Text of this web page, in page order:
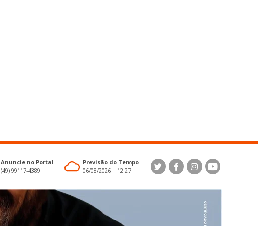
Anuncie no Portal
(49) 99117-4389
Previsão do Tempo
06/08/2026 | 12:27